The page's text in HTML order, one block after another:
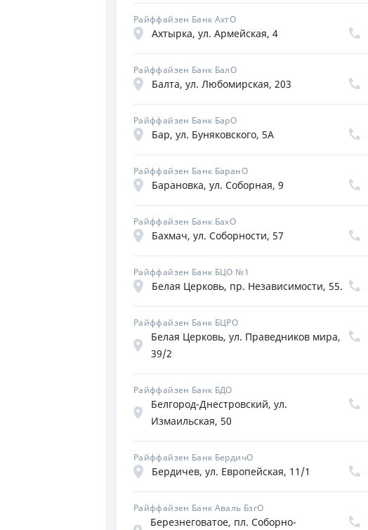
Райффайзен Банк АхтО
Ахтырка, ул. Армейская, 4
Райффайзен Банк БалО
Балта, ул. Любомирская, 203
Райффайзен Банк БарО
Бар, ул. Буняковского, 5А
Райффайзен Банк БаранО
Барановка, ул. Соборная, 9
Райффайзен Банк БахО
Бахмач, ул. Соборности, 57
Райффайзен Банк БЦО №1
Белая Церковь, пр. Независимости, 55.
Райффайзен Банк БЦРО
Белая Церковь, ул. Праведников мира,
39/2
Райффайзен Банк БДО
Белгород-Днестровский, ул.
Измаильская, 50
Райффайзен Банк БердичО
Бердичев, ул. Европейская, 11/1
Райффайзен Банк Аваль БзгО
Березнеговатое, пл. Соборно-